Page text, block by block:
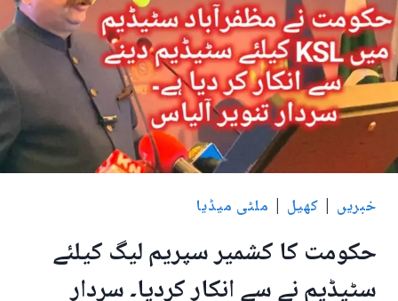
آغاز
شاہد
آفریدی
کو
دیکھنے
نوجوانوں
کا
امڈ
خبریں | کھیل | ملٹی میڈیا
حکومت کا کشمیر سپریم لیگ کیلئے
سٹیڈیم نے سے انکار کردیا۔ سردار